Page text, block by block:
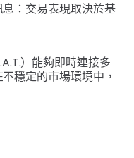
：交易表現取決於基
）能夠即時連接多
穩定的市場環境中，